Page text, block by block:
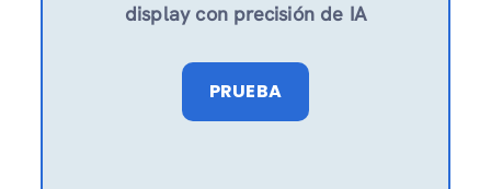
display con precisión de IA
PRUEBA